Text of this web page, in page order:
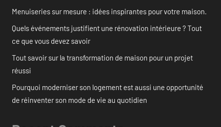
Menuiseries sur mesure : idées inspirantes pour votre maison.
Quels événements justifient une rénovation intérieure ? Tout
ce que vous devez savoir
Tout savoir sur la transformation de maison pour un projet
réussi
Pourquoi moderniser son logement est aussi une opportunité
de réinventer son mode de vie au quotidien